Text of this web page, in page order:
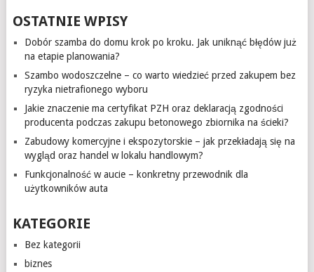
WPISACH
OSTATNIE WPISY
Dobór szamba do domu krok po kroku. Jak uniknąć błędów już
na etapie planowania?
Szambo wodoszczelne – co warto wiedzieć przed zakupem bez
ryzyka nietrafionego wyboru
Jakie znaczenie ma certyfikat PZH oraz deklaracją zgodności
producenta podczas zakupu betonowego zbiornika na ścieki?
Zabudowy komercyjne i ekspozytorskie – jak przekładają się na
wygląd oraz handel w lokalu handlowym?
Funkcjonalność w aucie – konkretny przewodnik dla
użytkowników auta
KATEGORIE
Bez kategorii
biznes